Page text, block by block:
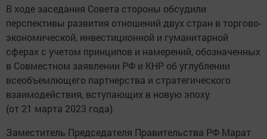
В ходе заседания Совета стороны обсудили
перспективы развития отношений двух стран в торгово-
экономической, инвестиционной и гуманитарной
сферах с учетом принципов и намерений, обозначенных
в Совместном заявлении РФ и КНР об углублении
всеобъемлющего партнерства и стратегического
взаимодействия, вступающих в новую эпоху
(от 21 марта 2023 года).
Заместитель Председателя Правительства РФ Марат